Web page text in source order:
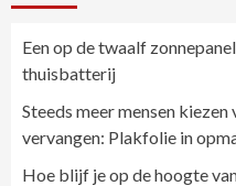
Een op de twaalf
thuisbatterij
Steeds meer mensen
vervangen: Plakfolie in
Hoe blijf je op de hoogte